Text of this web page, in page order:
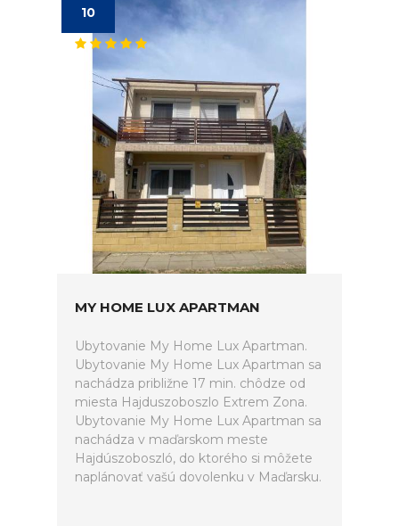
10
MY HOME LUX APARTMAN
Ubytovanie My Home Lux Apartman.
Ubytovanie My Home Lux Apartman sa
nachádza približne 17 min. chôdze od
miesta Hajduszoboszlo Extrem Zona.
Ubytovanie My Home Lux Apartman sa
nachádza v maďarskom meste
Hajdúszoboszló, do ktorého si môžete
naplánovať vašú dovolenku v Maďarsku.